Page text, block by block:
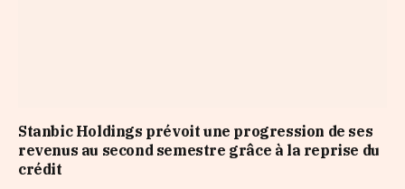
Stanbic Holdings prévoit une progression de ses
revenus au second semestre grâce à la reprise du
crédit